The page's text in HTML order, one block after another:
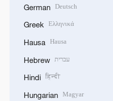
German Deutsch
Greek Ελληνικά
Hausa Hausa
Hebrew עברית
Hindi हिन्दी
Hungarian Magyar